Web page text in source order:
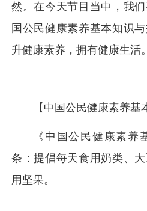
然。在今天节目当中，我
国公民健康素养基本知识
升健康素养，拥有健康生活。
【中国公民健康素养基
《中国公民健康素养
条：提倡每天食用奶类、
用坚果。